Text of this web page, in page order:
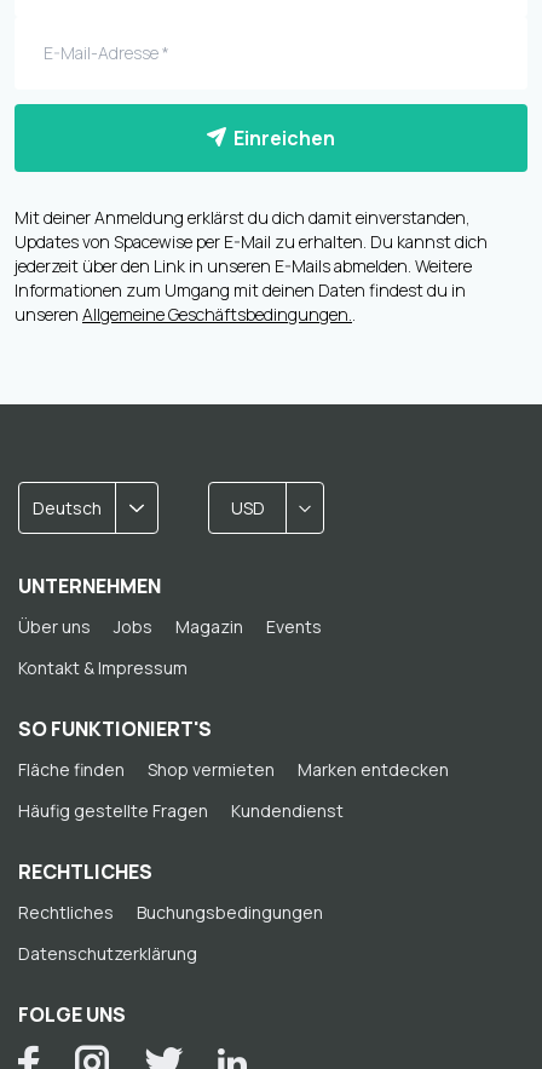
Einreichen
Mit deiner Anmeldung erklärst du dich damit einverstanden,
Updates von Spacewise per E-Mail zu erhalten. Du kannst dich
jederzeit über den Link in unseren E-Mails abmelden. Weitere
Informationen zum Umgang mit deinen Daten findest du in
unseren Allgemeine Geschäftsbedingungen..
Deutsch USD
UNTERNEHMEN
Über uns Jobs Magazin
Events
Kontakt & Impressum
SO FUNKTIONIERT'S
Fläche finden Shop vermieten
Marken entdecken
Häufig gestellte Fragen
Kundendienst
RECHTLICHES
Rechtliches
Buchungsbedingungen
Datenschutzerklärung
FOLGE UNS